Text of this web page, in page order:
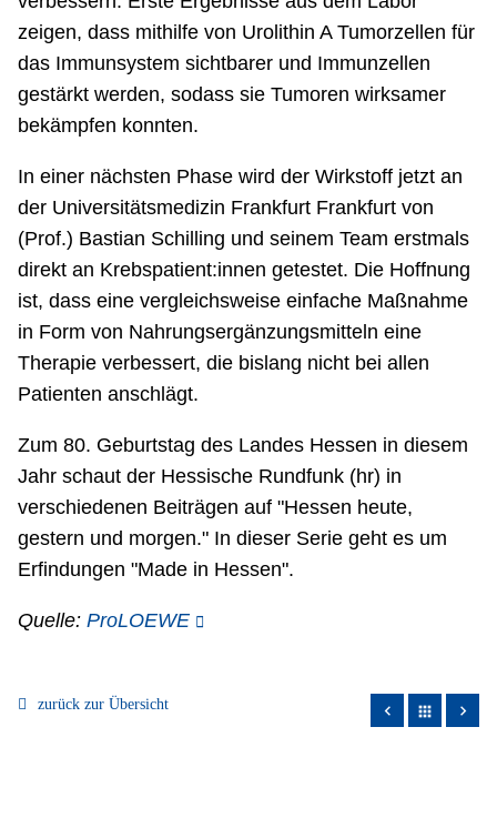
zeigen, dass mithilfe von Urolithin A Tumorzellen für
das Immunsystem sichtbarer und Immunzellen
gestärkt werden, sodass sie Tumoren wirksamer
bekämpfen konnten.
In einer nächsten Phase wird der Wirkstoff jetzt an
der Universitätsmedizin Frankfurt Frankfurt von
(Prof.) Bastian Schilling und seinem Team erstmals
direkt an Krebspatient:innen getestet. Die Hoffnung
ist, dass eine vergleichsweise einfache Maßnahme
in Form von Nahrungsergänzungsmitteln eine
Therapie verbessert, die bislang nicht bei allen
Patienten anschlägt.
Zum 80. Geburtstag des Landes Hessen in diesem
Jahr schaut der Hessische Rundfunk (hr) in
verschiedenen Beiträgen auf "Hessen heute,
gestern und morgen." In dieser Serie geht es um
Erfindungen "Made in Hessen".
Quelle: ProLOEWE
zurück zur Übersicht apps